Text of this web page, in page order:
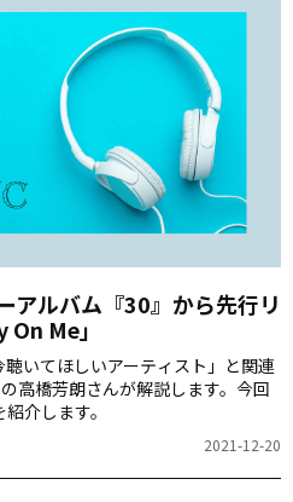
アルバム『30』から先行リ
Me」
いてほしいアーティスト」と関連
高橋芳朗さんが解説します。今回
介します。
2021-12-20